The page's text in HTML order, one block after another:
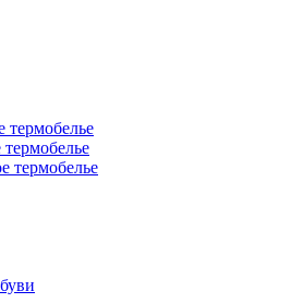
термобелье
термобелье
термобелье